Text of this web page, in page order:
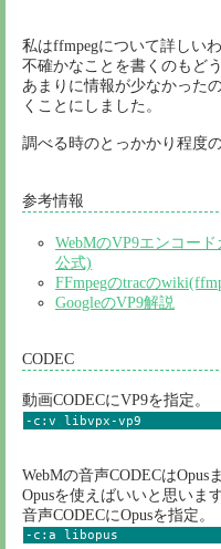
私はffmpegについて詳しい
不確かなことを書くのもど
あまりに情報が少なかった
くことにしました。
調べる時のとっかかり程度
参考情報
WebMのVP9エンコー
公式)
FFmpegのtracの
GoogleのVP9解説
CODEC
動画CODECにVP9を指定。
-c:v libvpx-vp9
WebMの音声CODECは
Opusを使えばいいと思いま
音声CODECにOpusを指定。
-c:a libopus